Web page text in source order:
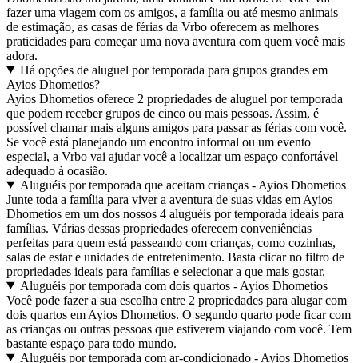
fazer uma viagem com os amigos, a família ou até mesmo animais
de estimação, as casas de férias da Vrbo oferecem as melhores
praticidades para começar uma nova aventura com quem você mais
adora.
Há opções de aluguel por temporada para grupos grandes em
Ayios Dhometios?
Ayios Dhometios oferece 2 propriedades de aluguel por temporada
que podem receber grupos de cinco ou mais pessoas. Assim, é
possível chamar mais alguns amigos para passar as férias com você.
Se você está planejando um encontro informal ou um evento
especial, a Vrbo vai ajudar você a localizar um espaço confortável
adequado à ocasião.
Aluguéis por temporada que aceitam crianças - Ayios Dhometios
Junte toda a família para viver a aventura de suas vidas em Ayios
Dhometios em um dos nossos 4 aluguéis por temporada ideais para
famílias. Várias dessas propriedades oferecem conveniências
perfeitas para quem está passeando com crianças, como cozinhas,
salas de estar e unidades de entretenimento. Basta clicar no filtro de
propriedades ideais para famílias e selecionar a que mais gostar.
Aluguéis por temporada com dois quartos - Ayios Dhometios
Você pode fazer a sua escolha entre 2 propriedades para alugar com
dois quartos em Ayios Dhometios. O segundo quarto pode ficar com
as crianças ou outras pessoas que estiverem viajando com você. Tem
bastante espaço para todo mundo.
Aluguéis por temporada com ar-condicionado - Ayios Dhometios